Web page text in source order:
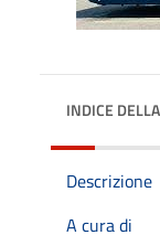
INDICE
Descrizione
A cura di